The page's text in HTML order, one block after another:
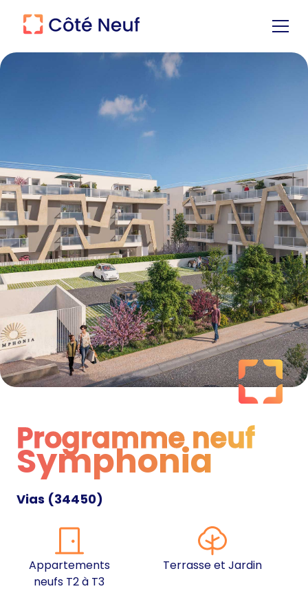
Programme neuf
Programme neuf
Symphonia
Vias (34450)
Appartements
neufs T2 à T3
Terrasse et Jardin